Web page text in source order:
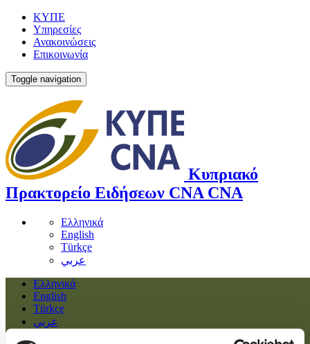
ΚΥΠΕ
Υπηρεσίες
Ανακοινώσεις
Επικοινωνία
Toggle navigation
Κυπριακό
Πρακτορείο Ειδήσεων CNA CNA
Ελληνικά
English
Türkçe
عربي
Ελληνικά
English
Türkçe
عربي